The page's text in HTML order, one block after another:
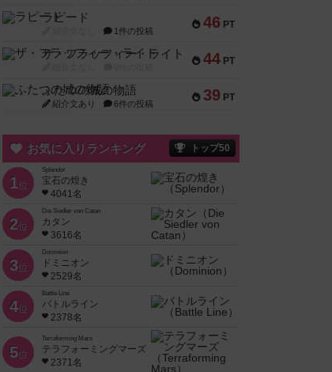
46 PT
ラピード
1件の投稿
44 PT
ザ・フラッフィー・ライト
39 PT
ふたつの城の物語
紹介文あり 6件の投稿
お気に入りランキング トップ50
1位
Splendor
宝石の煌き
4041名
2位
Die Siedler von Catan
カタン
3616名
3位
Dominion
ドミニオン
2529名
4位
Battle Line
バトルライン
2378名
5位
Terraforming Mars
テラフォーミングマーズ
2371名